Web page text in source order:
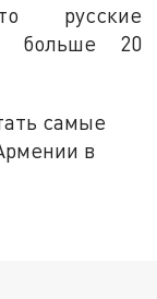
русские
больше 20
самые
в